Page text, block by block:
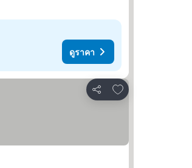
ดูราคา
แชร์
เพิ่มในรายการโปรด